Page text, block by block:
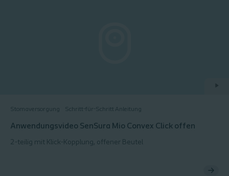
Stomaversorgung Schritt-für-Schritt Anleitung
Anwendungsvideo SenSura Mio Convex Click offen
2-teilig mit Klick-Kopplung, offener Beutel